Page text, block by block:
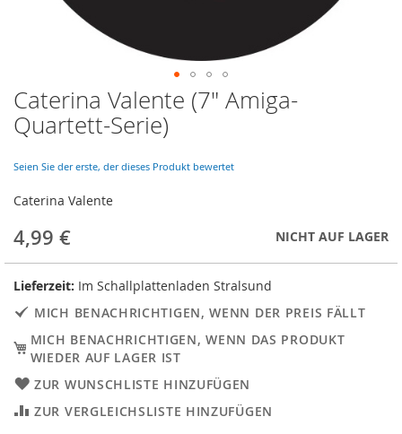
Skip
to
the
of
images
Caterina Valente (7" Amiga-
Quartett-Serie)
Seien Sie der erste, der dieses Produkt bewertet
Caterina Valente
4,99 € NICHT AUF LAGER
Lieferzeit: Im Schallplattenladen Stralsund
MICH BENACHRICHTIGEN, WENN DER PREIS FÄLLT
MICH BENACHRICHTIGEN, WENN DAS PRODUKT
WIEDER AUF LAGER IST
ZUR WUNSCHLISTE HINZUFÜGEN
ZUR VERGLEICHSLISTE HINZUFÜGEN